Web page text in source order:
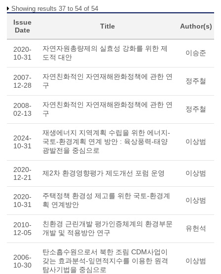
Showing results 37 to 54 of 54
Issue
Date
Title Author(s)
2020-
10-31
자연자원총량제의 실효성 강화를 위한 제
도적 대안
이승준
2007-
12-28
자연친화적인 자연재해완화정책에 관한 연
구
정주철
2008-
02-13
자연친화적인 자연재해완화정책에 관한 연
구
정주철
2024-
10-31
재생에너지 지역계획 수립을 위한 에너지-
국토-환경계획 연계 방안 : 육상풍력-태양
광발전을 중심으로
이상범
2020-
12-21
제2차 환경영향평가 제도개선 포럼 운영 이상범
2020-
10-31
주택정책 환경성 제고를 위한 국토-환경계
획 연계방안
이상범
2010-
12-05
친환경 근린개발 평가인증체계의 환경부문
개발 및 적용방안 연구
유헌석
2006-
10-30
탄소흡수원으로서 북한 조림 CDM사업이
갖는 효과분석-잎면적지수를 이용한 원격
탐사기법을 중심으로
이상범